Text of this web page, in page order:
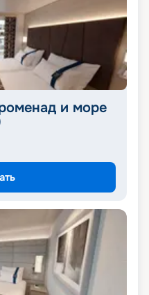
и море